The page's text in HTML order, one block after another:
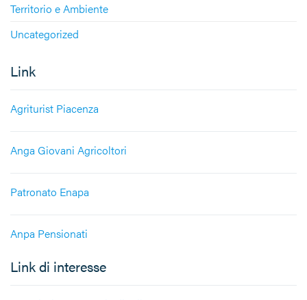
Territorio e Ambiente
Uncategorized
Link
Agriturist Piacenza
Anga Giovani Agricoltori
Patronato Enapa
Anpa Pensionati
Link di interesse